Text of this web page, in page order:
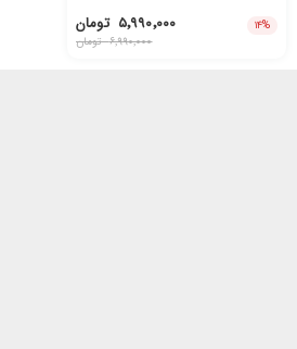
۱۴% ۵٬۹۹۰٬۰۰۰ تومان
۶٬۹۹۰٬۰۰۰تومان